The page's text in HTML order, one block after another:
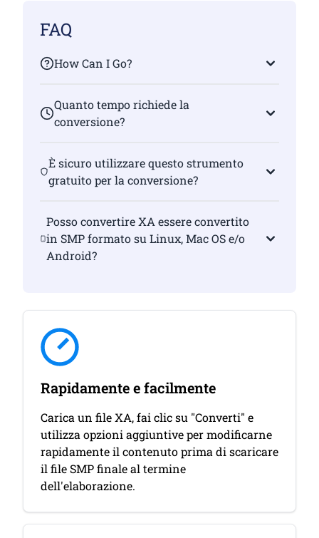
FAQ
How Can I Go?
Quanto tempo richiede la
conversione?
È sicuro utilizzare questo strumento
gratuito per la conversione?
Posso convertire XA essere convertito
in SMP formato su Linux, Mac OS e/o
Android?
Rapidamente e facilmente
Carica un file XA, fai clic su "Converti" e
utilizza opzioni aggiuntive per modificarne
rapidamente il contenuto prima di scaricare
il file SMP finale al termine
dell'elaborazione.